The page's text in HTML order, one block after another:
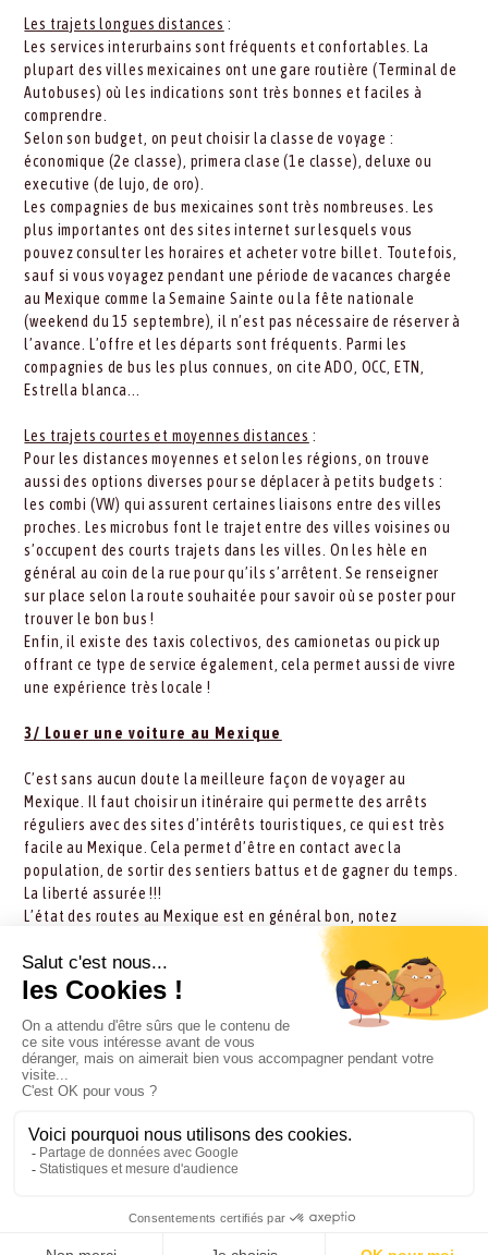
Les trajets longues distances :
Les services interurbains sont fréquents et confortables. La
plupart des villes mexicaines ont une gare routière (Terminal de
Autobuses) où les indications sont très bonnes et faciles à
comprendre.
Selon son budget, on peut choisir la classe de voyage :
économique (2e classe), primera clase (1e classe), deluxe ou
executive (de lujo, de oro).
Les compagnies de bus mexicaines sont très nombreuses. Les
plus importantes ont des sites internet sur lesquels vous
pouvez consulter les horaires et acheter votre billet. Toutefois,
sauf si vous voyagez pendant une période de vacances chargée
au Mexique comme la Semaine Sainte ou la fête nationale
(weekend du 15 septembre), il n’est pas nécessaire de réserver à
l’avance. L’offre et les départs sont fréquents. Parmi les
compagnies de bus les plus connues, on cite ADO, OCC, ETN,
Estrella blanca...
Les trajets courtes et moyennes distances :
Pour les distances moyennes et selon les régions, on trouve
aussi des options diverses pour se déplacer à petits budgets :
les combi (VW) qui assurent certaines liaisons entre des villes
proches. Les microbus font le trajet entre des villes voisines ou
s’occupent des courts trajets dans les villes. On les hèle en
général au coin de la rue pour qu’ils s’arrêtent. Se renseigner
sur place selon la route souhaitée pour savoir où se poster pour
trouver le bon bus !
Enfin, il existe des taxis colectivos, des camionetas ou pick up
offrant ce type de service également, cela permet aussi de vivre
une expérience très locale !
3/ Louer une voiture au Mexique
C’est sans aucun doute la meilleure façon de voyager au
Mexique. Il faut choisir un itinéraire qui permette des arrêts
réguliers avec des sites d’intérêts touristiques, ce qui est très
facile au Mexique. Cela permet d’être en contact avec la
population, de sortir des sentiers battus et de gagner du temps.
La liberté assurée !!!
L’état des routes au Mexique est en général bon, notez
de Mexico à Oaxaca : bon état des routes, possibilités
d’autoroute (de même vers Veracruz). Pour atteindre
Taxco, petites routes de montagnes, prévoir du temps.
à partir de Oaxaca jusque dans le Chiapas, petites routes
de montagne, temps de route longs, vers la côte pacifique
également dans l’état de Oaxaca.
Palenque à Campeche, état des routes mauvais, nids de
poule, parfois embouteillage de camions, prévoir du